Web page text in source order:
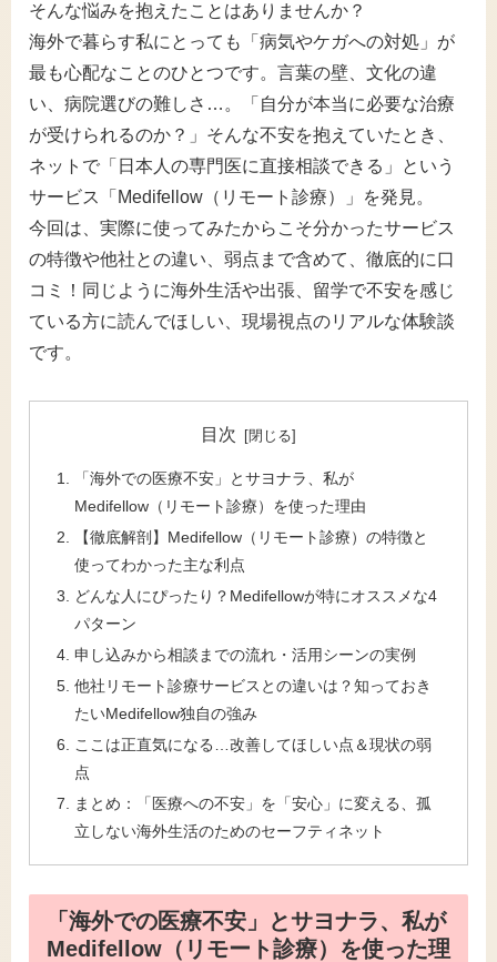
そんな悩みを抱えたことはありませんか？
海外で暮らす私にとっても「病気やケガへの対処」が
最も心配なことのひとつです。言葉の壁、文化の違
い、病院選びの難しさ…。「自分が本当に必要な治療
が受けられるのか？」そんな不安を抱えていたとき、
ネットで「日本人の専門医に直接相談できる」という
サービス「Medifellow（リモート診療）」を発見。
今回は、実際に使ってみたからこそ分かったサービス
の特徴や他社との違い、弱点まで含めて、徹底的に口
コミ！同じように海外生活や出張、留学で不安を感じ
ている方に読んでほしい、現場視点のリアルな体験談
です。
目次
「海外での医療不安」とサヨナラ、私が
Medifellow（リモート診療）を使った理由
【徹底解剖】Medifellow（リモート診療）の特徴と
使ってわかった主な利点
どんな人にぴったり？Medifellowが特にオススメな4
パターン
申し込みから相談までの流れ・活用シーンの実例
他社リモート診療サービスとの違いは？知っておき
たいMedifellow独自の強み
ここは正直気になる…改善してほしい点＆現状の弱
点
まとめ：「医療への不安」を「安心」に変える、孤
立しない海外生活のためのセーフティネット
「海外での医療不安」とサヨナラ、私が
Medifellow（リモート診療）を使った理